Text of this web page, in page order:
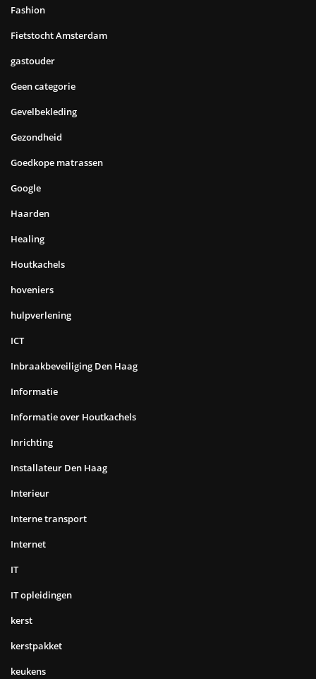
Fashion
Fietstocht Amsterdam
gastouder
Geen categorie
Gevelbekleding
Gezondheid
Goedkope matrassen
Google
Haarden
Healing
Houtkachels
hoveniers
hulpverlening
ICT
Inbraakbeveiliging Den Haag
Informatie
Informatie over Houtkachels
Inrichting
Installateur Den Haag
Interieur
Interne transport
Internet
IT
IT opleidingen
kerst
kerstpakket
keukens